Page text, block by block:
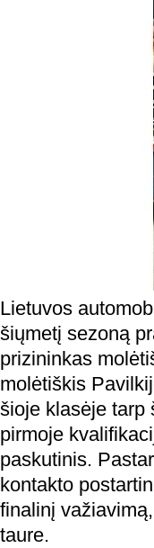
Lietuvos
šiųmetį sezoną
prizininkas
molėtiškis
šioje klasėje tarp
pirmoje
paskutinis.
kontakto
finalinį
taure.